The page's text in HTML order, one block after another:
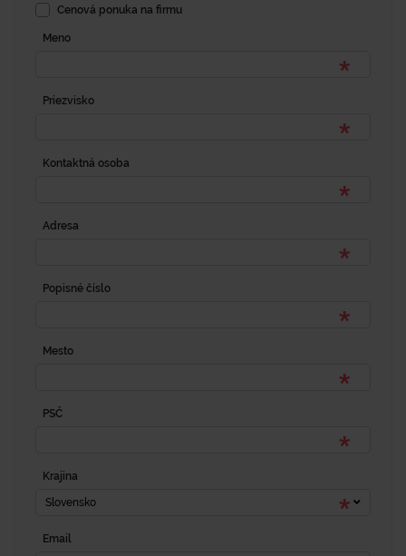
Cenová ponuka na firmu
Meno
Priezvisko
Kontaktná osoba
Adresa
Popisné číslo
Mesto
PSČ
Krajina
Slovensko
Email